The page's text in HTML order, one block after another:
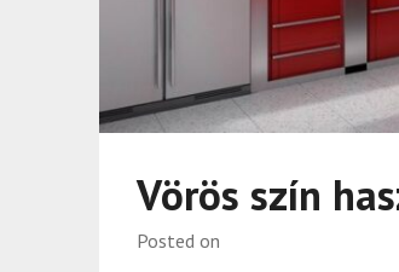
Vörös szín
Posted on